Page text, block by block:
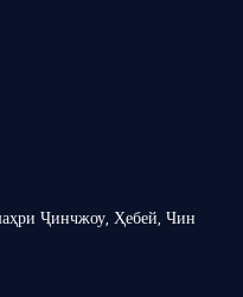
Ҷинчжоу, Ҳебей, Чин